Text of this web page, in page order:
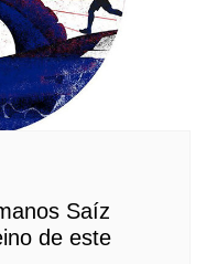
Saíz
de este